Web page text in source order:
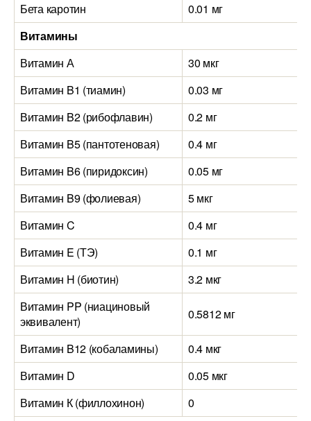
Бета каротин
0.01 мг
Витамины
Витамин А
30 мкг
Витамин B1 (тиамин)
0.03 мг
Витамин B2 (рибофлавин)
0.2 мг
Витамин B5 (пантотеновая)
0.4 мг
Витамин B6 (пиридоксин)
0.05 мг
Витамин B9 (фолиевая)
5 мкг
Витамин C
0.4 мг
Витамин E (ТЭ)
0.1 мг
Витамин H (биотин)
3.2 мкг
Витамин PP (ниациновый
эквивалент)
0.5812 мг
Витамин B12 (кобаламины)
0.4 мкг
Витамин D
0.05 мкг
Витамин К (филлохинон)
0